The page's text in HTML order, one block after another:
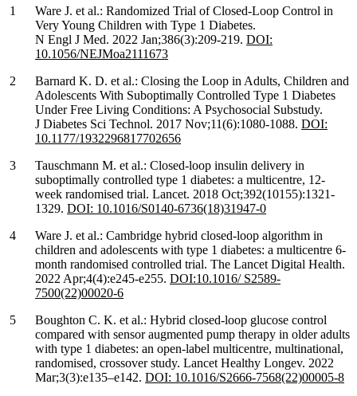
Ware J. et al.: Randomized Trial of Closed-Loop Control in
Very Young Children with Type 1 Diabetes.
N Engl J Med. 2022 Jan;386(3):209-219. DOI:
10.1056/NEJMoa2111673
Barnard K. D. et al.: Closing the Loop in Adults, Children and
Adolescents With Suboptimally Controlled Type 1 Diabetes
Under Free Living Conditions: A Psychosocial Substudy.
J Diabetes Sci Technol. 2017 Nov;11(6):1080-1088. DOI:
10.1177/1932296817702656
Tauschmann M. et al.: Closed-loop insulin delivery in
suboptimally controlled type 1 diabetes: a multicentre, 12-
week randomised trial. Lancet. 2018 Oct;392(10155):1321-
1329. DOI: 10.1016/S0140-6736(18)31947-0
Ware J. et al.: Cambridge hybrid closed-loop algorithm in
children and adolescents with type 1 diabetes: a multicentre 6-
month randomised controlled trial. The Lancet Digital Health.
2022 Apr;4(4):e245-e255. DOI:10.1016/ S2589-
7500(22)00020-6
Boughton C. K. et al.: Hybrid closed-loop glucose control
compared with sensor augmented pump therapy in older adults
with type 1 diabetes: an open-label multicentre, multinational,
randomised, crossover study. Lancet Healthy Longev. 2022
Mar;3(3):e135–e142. DOI: 10.1016/S2666-7568(22)00005-8